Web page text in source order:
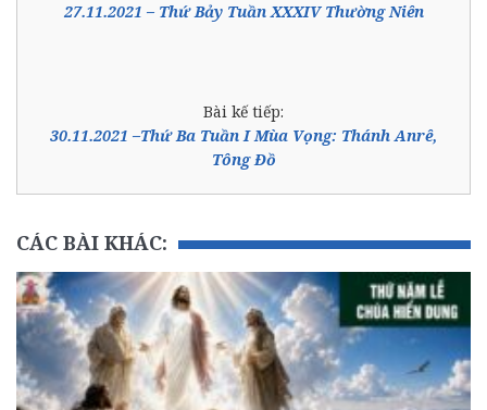
27.11.2021 – Thứ Bảy Tuần XXXIV Thường Niên
Bài kế tiếp:
30.11.2021 –Thứ Ba Tuần I Mùa Vọng: Thánh Anrê,
Tông Đồ
CÁC BÀI KHÁC: